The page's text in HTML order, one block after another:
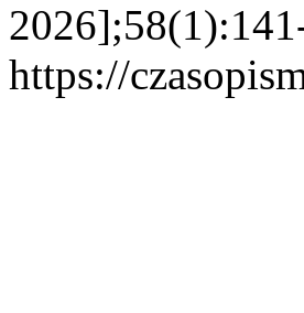
https://